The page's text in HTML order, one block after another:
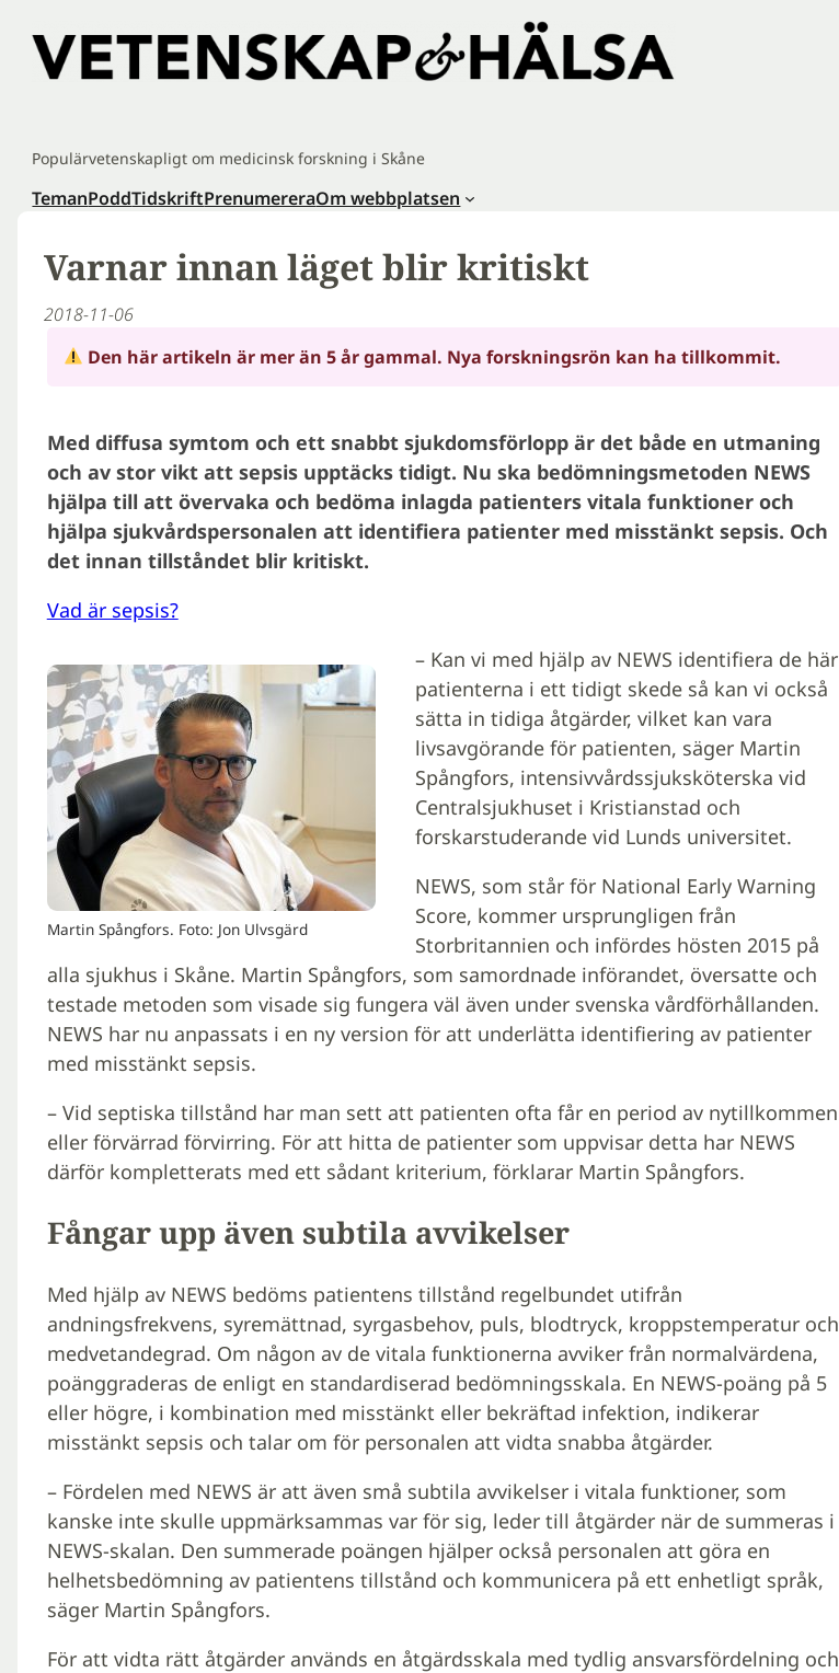
innehåll
Populärvetenskapligt om medicinsk forskning i Skåne
TemanPoddTidskriftPrenumereraOm webbplatsen
Varnar innan läget blir kritiskt
2018-11-06
Den här artikeln är mer än 5 år gammal. Nya forskningsrön kan ha tillkommit.
Med diffusa symtom och ett snabbt sjukdomsförlopp är det både en utmaning
och av stor vikt att sepsis upptäcks tidigt. Nu ska bedömningsmetoden NEWS
hjälpa till att övervaka och bedöma inlagda patienters vitala funktioner och
hjälpa sjukvårdspersonalen att identifiera patienter med misstänkt sepsis. Och
det innan tillståndet blir kritiskt.
Vad är sepsis?
Martin Spångfors. Foto: Jon Ulvsgärd
– Kan vi med hjälp av NEWS identifiera de här
patienterna i ett tidigt skede så kan vi också
sätta in tidiga åtgärder, vilket kan vara
livsavgörande för patienten, säger Martin
Spångfors, intensivvårdssjuksköterska vid
Centralsjukhuset i Kristianstad och
forskarstuderande vid Lunds universitet.
NEWS, som står för National Early Warning
Score, kommer ursprungligen från
Storbritannien och infördes hösten 2015 på
alla sjukhus i Skåne. Martin Spångfors, som samordnade införandet, översatte och
testade metoden som visade sig fungera väl även under svenska vårdförhållanden.
NEWS har nu anpassats i en ny version för att underlätta identifiering av patienter
med misstänkt sepsis.
– Vid septiska tillstånd har man sett att patienten ofta får en period av nytillkommen
eller förvärrad förvirring. För att hitta de patienter som uppvisar detta har NEWS
därför kompletterats med ett sådant kriterium, förklarar Martin Spångfors.
Fångar upp även subtila avvikelser
Med hjälp av NEWS bedöms patientens tillstånd regelbundet utifrån
andningsfrekvens, syremättnad, syrgasbehov, puls, blodtryck, kroppstemperatur och
medvetandegrad. Om någon av de vitala funktionerna avviker från normalvärdena,
poänggraderas de enligt en standardiserad bedömningsskala. En NEWS-poäng på 5
eller högre, i kombination med misstänkt eller bekräftad infektion, indikerar
misstänkt sepsis och talar om för personalen att vidta snabba åtgärder.
– Fördelen med NEWS är att även små subtila avvikelser i vitala funktioner, som
kanske inte skulle uppmärksammas var för sig, leder till åtgärder när de summeras i
NEWS-skalan. Den summerade poängen hjälper också personalen att göra en
helhetsbedömning av patientens tillstånd och kommunicera på ett enhetligt språk,
säger Martin Spångfors.
För att vidta rätt åtgärder används en åtgärdsskala med tydlig ansvarsfördelning och